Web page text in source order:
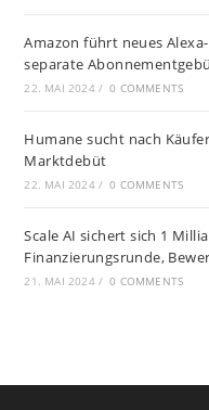
Amazon führt neues
separate
22. MAI 2024 / 0 COMMENTS
Humane sucht nach
Marktdebüt
22. MAI 2024 / 0 COMMENTS
Scale AI sichert sich 1
Finanzierungsrunde,
21. MAI 2024 / 0 COMMENTS